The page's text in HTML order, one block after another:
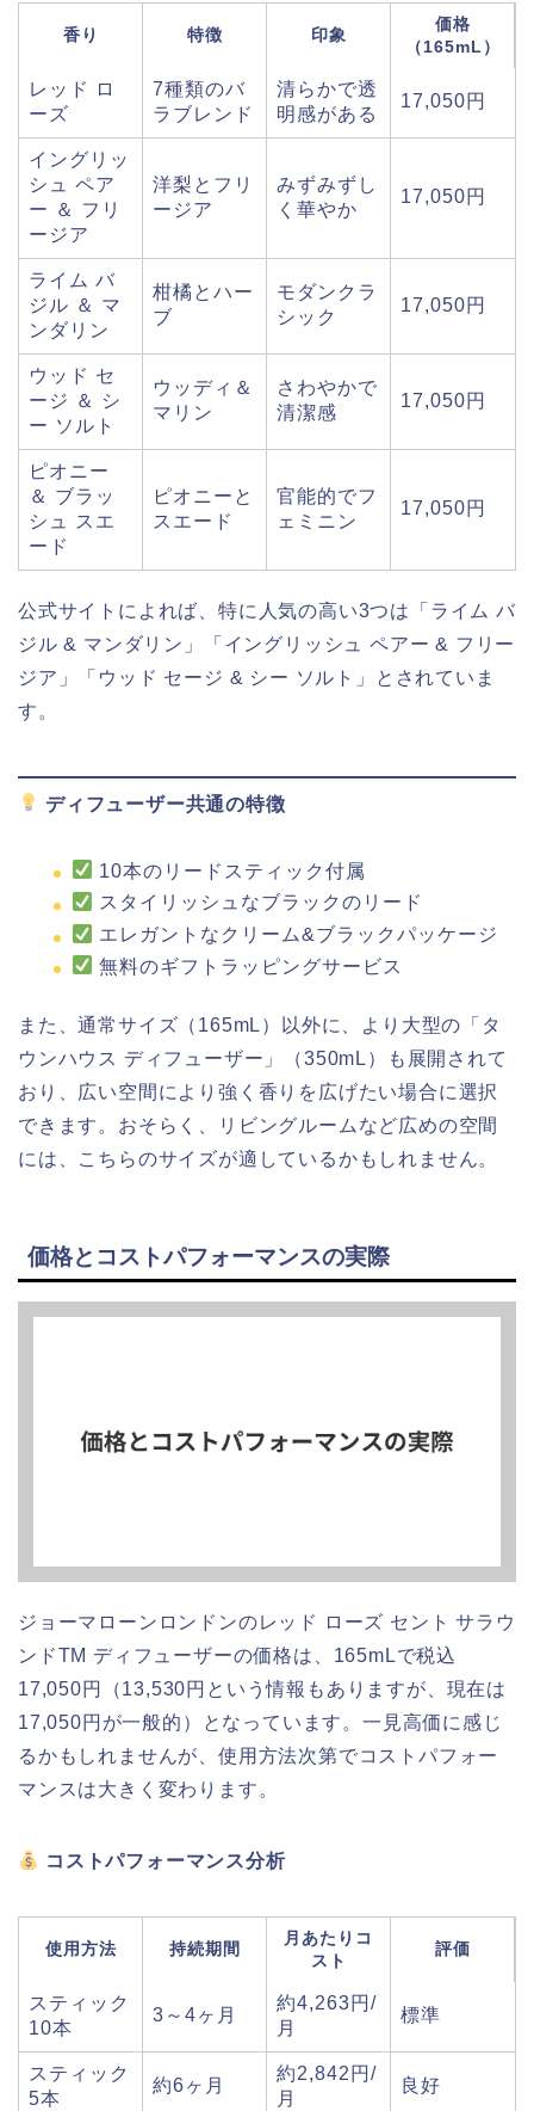
香り 特徴 印象
価格
（165mL）
レッド ロ
ーズ
7種類のバ
ラブレンド
清らかで透
明感がある
17,050円
イングリッ
シュ ペア
ー ＆ フリ
ージア
洋梨とフリ
ージア
みずみずし
く華やか
17,050円
ライム バ
ジル ＆ マ
ンダリン
柑橘とハー
ブ
モダンクラ
シック
17,050円
ウッド セ
ージ ＆ シ
ー ソルト
ウッディ＆
マリン
さわやかで
清潔感
17,050円
ピオニー
＆ ブラッ
シュ スエ
ード
ピオニーと
スエード
官能的でフ
ェミニン
17,050円
公式サイトによれば、特に人気の高い3つは「ライム バ
ジル & マンダリン」「イングリッシュ ペアー & フリー
ジア」「ウッド セージ & シー ソルト」とされていま
す。
ディフューザー共通の特徴
10本のリードスティック付属
スタイリッシュなブラックのリード
エレガントなクリーム&ブラックパッケージ
無料のギフトラッピングサービス
また、通常サイズ（165mL）以外に、より大型の「タ
ウンハウス ディフューザー」（350mL）も展開されて
おり、広い空間により強く香りを広げたい場合に選択
できます。おそらく、リビングルームなど広めの空間
には、こちらのサイズが適しているかもしれません。
価格とコストパフォーマンスの実際
ジョーマローンロンドンのレッド ローズ セント サラウ
ンドTM ディフューザーの価格は、165mLで税込
17,050円（13,530円という情報もありますが、現在は
17,050円が一般的）となっています。一見高価に感じ
るかもしれませんが、使用方法次第でコストパフォー
マンスは大きく変わります。
コストパフォーマンス分析
使用方法 持続期間
月あたりコ
スト
評価
スティック
10本
3～4ヶ月
約4,263円/
月
標準
スティック
5本
約6ヶ月
約2,842円/
月
良好